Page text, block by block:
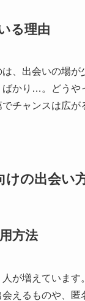
る理由
、出会いの場
かり…。どう
チャンスは広が
けの出会い
方法
が増えていま
えるものや、